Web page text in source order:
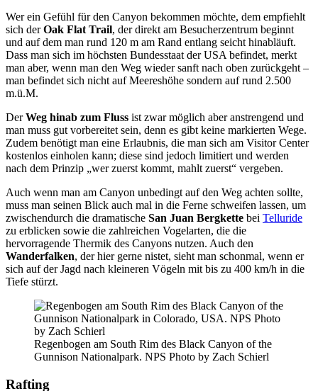
Wer ein Gefühl für den Canyon bekommen möchte, dem empfiehlt
sich derOak Flat Trail, der direkt am Besucherzentrum beginnt
und auf dem man rund 120 m am Rand entlang seicht hinabläuft.
Dass man sich im höchsten Bundesstaat der USA befindet, merkt
man aber, wenn man den Weg wieder sanft nach oben zurückgeht –
man befindet sich nicht auf Meereshöhe sondern auf rund 2.500
m.ü.M.
DerWeg hinab zum Fluss ist zwar möglich aber anstrengend und
man muss gut vorbereitet sein, denn es gibt keine markierten Wege.
Zudem benötigt man eine Erlaubnis, die man sich am Visitor Center
kostenlos einholen kann; diese sind jedoch limitiert und werden
nach dem Prinzip „wer zuerst kommt, mahlt zuerst“ vergeben.
Auch wenn man am Canyon unbedingt auf den Weg achten sollte,
muss man seinen Blick auch mal in die Ferne schweifen lassen, um
zwischendurch die dramatische San Juan Bergkette bei Telluride
zu erblicken sowie die zahlreichen Vogelarten, die die
hervorragende Thermik des Canyons nutzen. Auch den
Wanderfalken, der hier gerne nistet, sieht man schonmal, wenn er
sich auf der Jagd nach kleineren Vögeln mit bis zu 400 km/h in die
Tiefe stürzt.
Regenbogen am South Rim des Black Canyon of the
Gunnison Nationalpark. NPS Photo by Zach Schierl
Rafting